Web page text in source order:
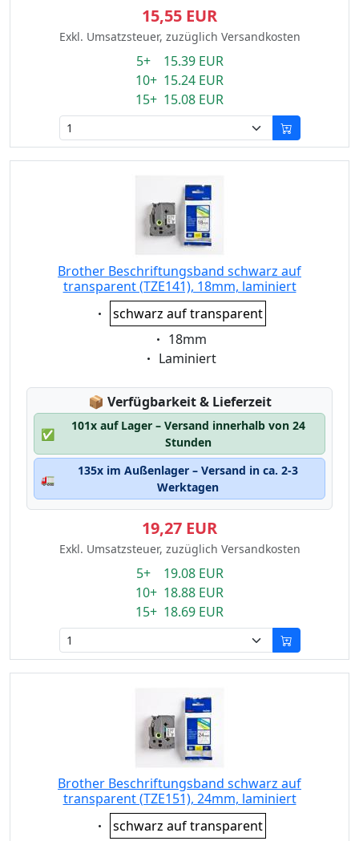
15,55 EUR
Exkl. Umsatzsteuer, zuzüglich Versandkosten
5+ 15.39 EUR
10+ 15.24 EUR
15+ 15.08 EUR
Brother Beschriftungsband schwarz auf
transparent (TZE141), 18mm, laminiert
Eigenschaft:
schwarz auf transparent
Eigenschaft:
18mm
Eigenschaft:
Laminiert
📦 Lagerstatus:
Verfügbarkeit & Lieferzeit
✅
101x auf Lager – Versand innerhalb von 24
Stunden
🚛
135x im Außenlager – Versand in ca. 2-3
Werktagen
19,27 EUR
Exkl. Umsatzsteuer, zuzüglich Versandkosten
5+ 19.08 EUR
10+ 18.88 EUR
15+ 18.69 EUR
Brother Beschriftungsband schwarz auf
transparent (TZE151), 24mm, laminiert
Eigenschaft:
schwarz auf transparent